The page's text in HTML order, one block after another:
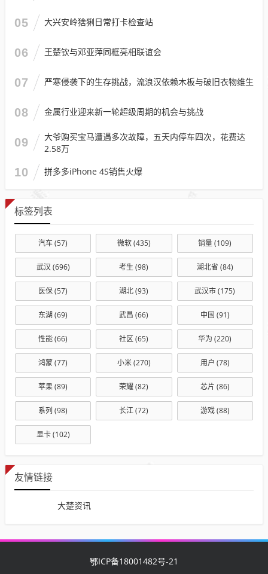
05 大兴安岭猞猁日常打卡检查站
06 王楚钦与邓亚萍同框亮相联谊会
07 严寒侵袭下的生存挑战，流浪汉依赖木板与破旧衣物维生
08 金属行业迎来新一轮超级周期的机会与挑战
09
大爷购买宝马遭遇多次故障，五天内停车四次，花费达
2.58万
10 拼多多iPhone 4S销售火爆
标签列表
汽车(57) 微软(435) 销量(109)
武汉 (696) 考生 (98) 湖北省 (84)
医保(57) 湖北(93) 武汉市(175)
东湖 (69) 武昌 (66) 中国 (91)
性能(66) 社区 (65) 华为 (220)
鸿蒙(77) 小米(270) 用户 (78)
苹果(89) 荣耀(82) 芯片 (86)
系列 (98) 长江(72) 游戏(88)
显卡(102)
友情链接
大楚资讯
鄂ICP备18001482号-21